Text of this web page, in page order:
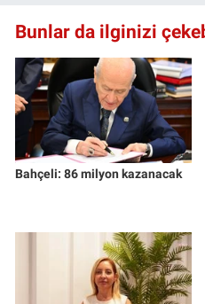
Bunlar da ilginizi
Bahçeli: 86 milyon kazanacak